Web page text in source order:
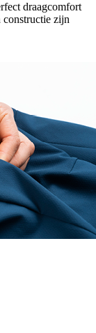
draagcomfort
constructie zijn